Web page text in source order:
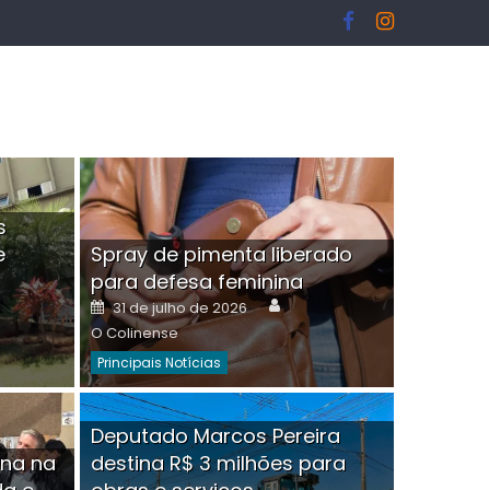
Martins Tristão é
mascarado
Spray de pimenta liberado
para defesa feminina
Posted
on
31 de julho de 2026 Author
O Colinense
Principais Notícias
na
Deputado Marcos Pereira
destina R$ 3 milhões para